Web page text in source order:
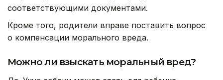
соответствующими документами.
Кроме того, родители вправе поставить вопрос
о компенсации морального вреда.
Можно ли взыскать моральный вред?